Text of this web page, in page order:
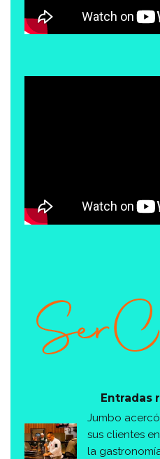
Entradas
Jumbo
sus clientes
la